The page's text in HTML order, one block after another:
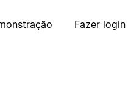
Fazer login